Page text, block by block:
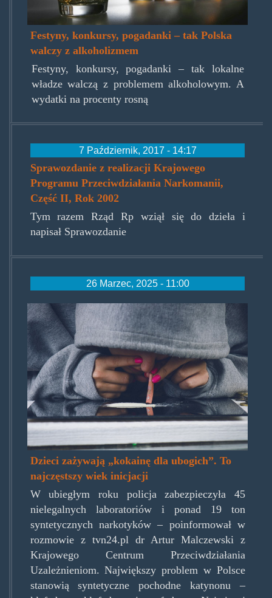
Festyny, konkursy, pogadanki – tak Polska
walczy z alkoholizmem
Festyny, konkursy, pogadanki – tak lokalne
władze walczą z problemem alkoholowym. A
wydatki na procenty rosną
7 Październik, 2017 - 14:17
Sprawozdanie z realizacji Krajowego
Programu Przeciwdziałania Narkomanii,
Część II, Rok 2002
Tym razem Rząd Rp wziął się do dzieła i
napisał Sprawozdanie
26 Marzec, 2025 - 11:00
mefedron-
zastepuje-
ziolo-.jpg
Dzieci zażywają „kokainę dla ubogich”. To
najczęstszy wiek inicjacji
W ubiegłym roku policja zabezpieczyła 45
nielegalnych laboratoriów i ponad 19 ton
syntetycznych narkotyków – poinformował w
rozmowie z tvn24.pl dr Artur Malczewski z
Krajowego Centrum Przeciwdziałania
Uzależnieniom. Największy problem w Polsce
stanowią syntetyczne pochodne katynonu –